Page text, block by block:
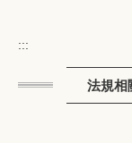
:::
法規相